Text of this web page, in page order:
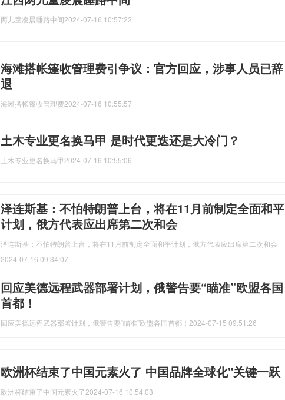
两儿童凌晨睡路中间2024-07-16 10:57:22
海滩搭帐篷收管理费引争议：官方回应，涉事人员已辞
退
海滩搭帐篷收管理费2024-07-16 10:55:57
土木专业更名换马甲 是时代更迭还是大冷门？
土木专业更名换马甲2024-07-16 10:55:06
泽连斯基：不怕特朗普上台，将在11月前制定全面和平
计划，俄方代表应出席第二次和会
泽连斯基：不怕特朗普上台，将在11月前制定全面和平计划，俄方代表应出席第二次和会
2024-07-16 09:34:07
回应美德远程武器部署计划，俄警告要“瞄准”欧盟各国
首都！
回应美德远程武器部署计划，俄警告要“瞄准”欧盟各国首都！ 2024-07-15 09:51:26
欧洲杯结束了中国元素火了 中国品牌全球化"关键一跃
欧洲杯结束了中国元素火了2024-07-16 10:54:03